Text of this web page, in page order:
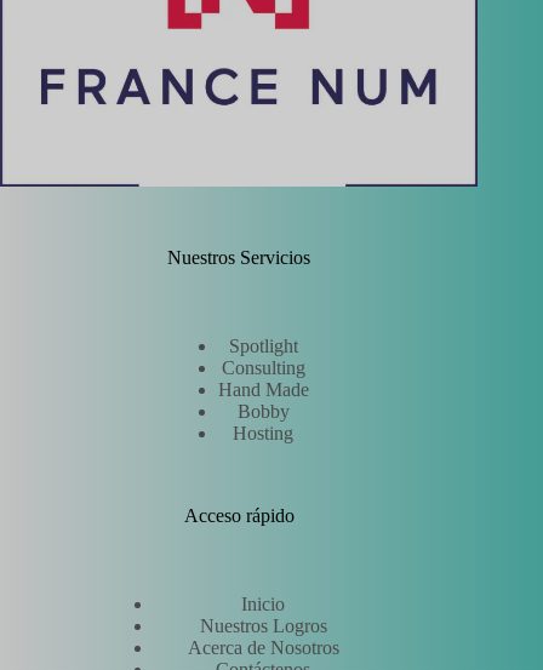
Nuestros Servicios
Spotlight
Consulting
Hand Made
Bobby
Hosting
Acceso rápido
Inicio
Nuestros Logros
Acerca de Nosotros